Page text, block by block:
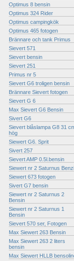
Optimus 8 bensin
Optimus 324 Rider
Optimus campingkök
Optimus 465 fotogen
Brännare och tank Primus
Sievert 571
Sievert bensin
Sievert 251
Primus nr 5
Sievert G6 troligen bensin
Brännare Sievert fotogen
Sievert G 6
Max Sievert G6 Bensin
Sivert G6
Sievert blåslampa G8 31
hög
Siewert G6. Sprit
Sivert 257
Sievert AMP 0.5l.bensin
Siewert nr 2 Saturnus
Siewert 673 fotogen
Sivert G7 bensin
Siewert nr 2 Saturnus 2
Bensin
Siewert nr 2 Saturnus 1
Bensin
Sievert 570 ser, Fotogen
Max Siewert 263 Bensin
Max Siewert 263 2 liters
bensin
Max Siewert HLLB